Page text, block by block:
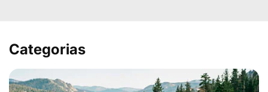
Categorias